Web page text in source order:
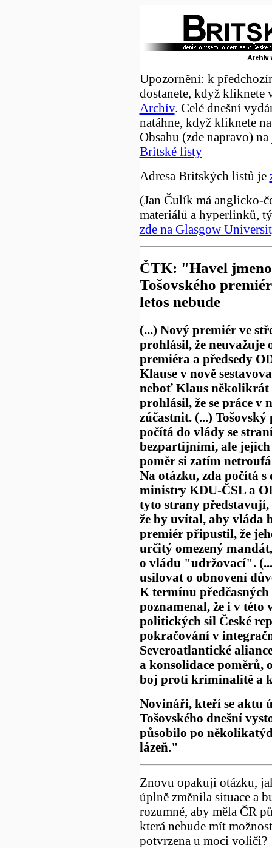
Upozornění: k
dostanete, když kliknete
Archív. Celé dnešní
natáhne, když kliknete
Obsahu (zde napravo) na
Britské listy
Adresa Britských listů je
(Jan Čulík má anglicko-
materiálů a hyperlinků,
zde na Glasgow
ČTK: "Havel
Tošovského
letos nebude
(...) Nový premiér ve
prohlásil, že neuvažuje
premiéra a předsedy
Klause v nově
neboť Klaus několikrát
prohlásil, že se práce v
zúčastnit. (...)
počítá do vlády se
bezpartijními, ale
poměr si zatím
Na otázku, zda počítá
ministry KDU-ČSL a
tyto strany představují,
že by uvítal, aby vláda
premiér připustil, že
určitý omezený
o vládu "udržovací".
usilovat o obnovení
K termínu
poznamenal, že i v této
politických sil České
pokračování v
Severoatlantické
a konsolidace poměrů,
boj proti kriminalitě a
Novináři, kteří se aktu
Tošovského dnešní
působilo po
lázeň."
Znovu opakuji otázku,
úplně změnila situace a
rozumné, aby měla ČR
která nebude mít
potvrzena u moci voliči?